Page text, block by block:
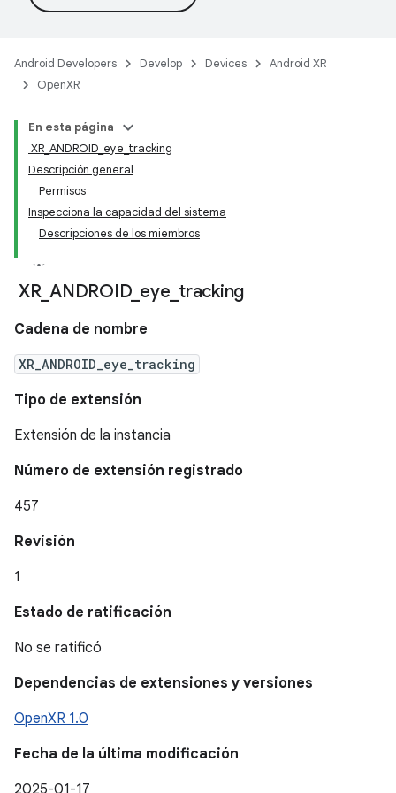
Android Developers Develop Devices
Android XR
OpenXR
En esta página
XR_ANDROID_eye_tracking
Descripción general
Permisos
Inspecciona la capacidad del sistema
Descripciones de los miembros
XR_ ANDROID_ eye tracking
Cadena de nombre
XR_ANDROID_eye_tracking
Tipo de extensión
Extensión de la instancia
Número de extensión registrado
457
Revisión
1
Estado de ratificación
No se ratificó
Dependencias de extensiones y versiones
OpenXR 1.0
Fecha de la última modificación
2025-01-17